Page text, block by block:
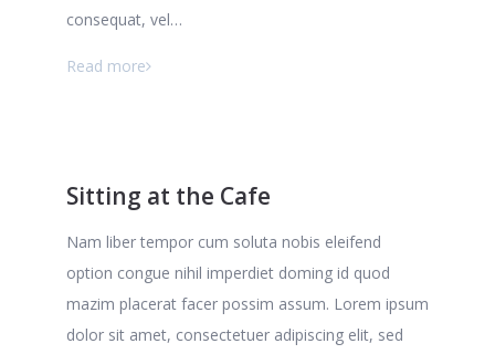
consequat, vel…
Read more
Sitting at the Cafe
Nam liber tempor cum soluta nobis eleifend
option congue nihil imperdiet doming id quod
mazim placerat facer possim assum. Lorem ipsum
dolor sit amet, consectetuer adipiscing elit, sed